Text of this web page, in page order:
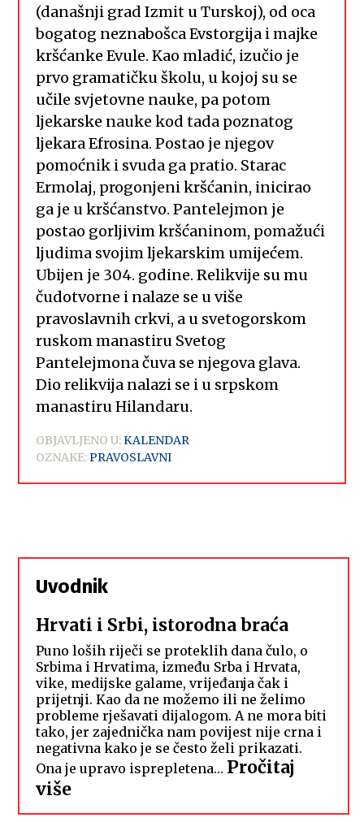
(današnji grad Izmit u Turskoj), od oca
bogatog neznabošca Evstorgija i majke
kršćanke Evule. Kao mladić, izučio je
prvo gramatičku školu, u kojoj su se
učile svjetovne nauke, pa potom
ljekarske nauke kod tada poznatog
ljekara Efrosina. Postao je njegov
pomoćnik i svuda ga pratio. Starac
Ermolaj, progonjeni kršćanin, inicirao
ga je u kršćanstvo. Pantelejmon je
postao gorljivim kršćaninom, pomažući
ljudima svojim ljekarskim umijećem.
Ubijen je 304. godine. Relikvije su mu
čudotvorne i nalaze se u više
pravoslavnih crkvi, a u svetogorskom
ruskom manastiru Svetog
Pantelejmona čuva se njegova glava.
Dio relikvija nalazi se i u srpskom
manastiru Hilandaru.
OBJAVLJENO U:KALENDAR
OZNAKE:PRAVOSLAVNI
Uvodnik
Hrvati i Srbi, istorodna braća
Puno loših riječi se proteklih dana čulo, o
Srbima i Hrvatima, između Srba i Hrvata,
vike, medijske galame, vrijeđanja čak i
prijetnji. Kao da ne možemo ili ne želimo
probleme rješavati dijalogom. A ne mora biti
tako, jer zajednička nam povijest nije crna i
negativna kako je se često želi prikazati.
Ona je upravo isprepletena… Pročitaj
više:
Hrvati